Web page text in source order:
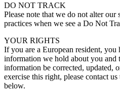
DO NOT TRACK
Please note that we do not alter our
practices when we see a Do Not
YOUR RIGHTS
If you are a European resident, you
information we hold about you and
information be corrected, updated,
exercise this right, please contact
below.